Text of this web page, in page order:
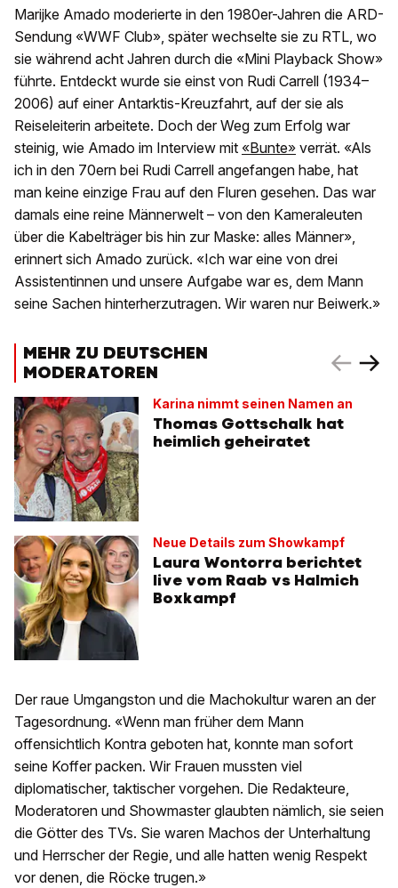
Marijke Amado moderierte in den 1980er-Jahren die ARD-
Sendung «WWF Club», später wechselte sie zu RTL, wo
sie während acht Jahren durch die «Mini Playback Show»
führte. Entdeckt wurde sie einst von Rudi Carrell (1934–
2006) auf einer Antarktis-Kreuzfahrt, auf der sie als
Reiseleiterin arbeitete. Doch der Weg zum Erfolg war
steinig, wie Amado im Interview mit «Bunte» verrät. «Als
ich in den 70ern bei Rudi Carrell angefangen habe, hat
man keine einzige Frau auf den Fluren gesehen. Das war
damals eine reine Männerwelt – von den Kameraleuten
über die Kabelträger bis hin zur Maske: alles Männer»,
erinnert sich Amado zurück. «Ich war eine von drei
Assistentinnen und unsere Aufgabe war es, dem Mann
seine Sachen hinterherzutragen. Wir waren nur Beiwerk.»
MEHR ZU DEUTSCHEN
MODERATOREN
Karina nimmt seinen Namen an
Thomas Gottschalk hat
heimlich geheiratet
Neue Details zum Showkampf
Laura Wontorra berichtet
live vom Raab vs Halmich
Boxkampf
Der raue Umgangston und die Machokultur waren an der
Tagesordnung. «Wenn man früher dem Mann
offensichtlich Kontra geboten hat, konnte man sofort
seine Koffer packen. Wir Frauen mussten viel
diplomatischer, taktischer vorgehen. Die Redakteure,
Moderatoren und Showmaster glaubten nämlich, sie seien
die Götter des TVs. Sie waren Machos der Unterhaltung
und Herrscher der Regie, und alle hatten wenig Respekt
vor denen, die Röcke trugen.»